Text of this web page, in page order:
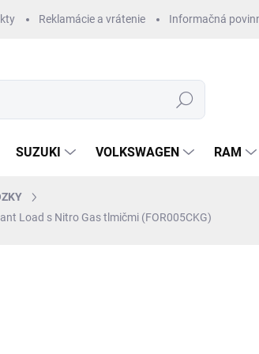
Reklamácie a vrátenie Informačná
Hľadať
SUZUKI VOLKSWAGEN RAM
Load s Nitro Gas tlmičmi (FOR005CKG)